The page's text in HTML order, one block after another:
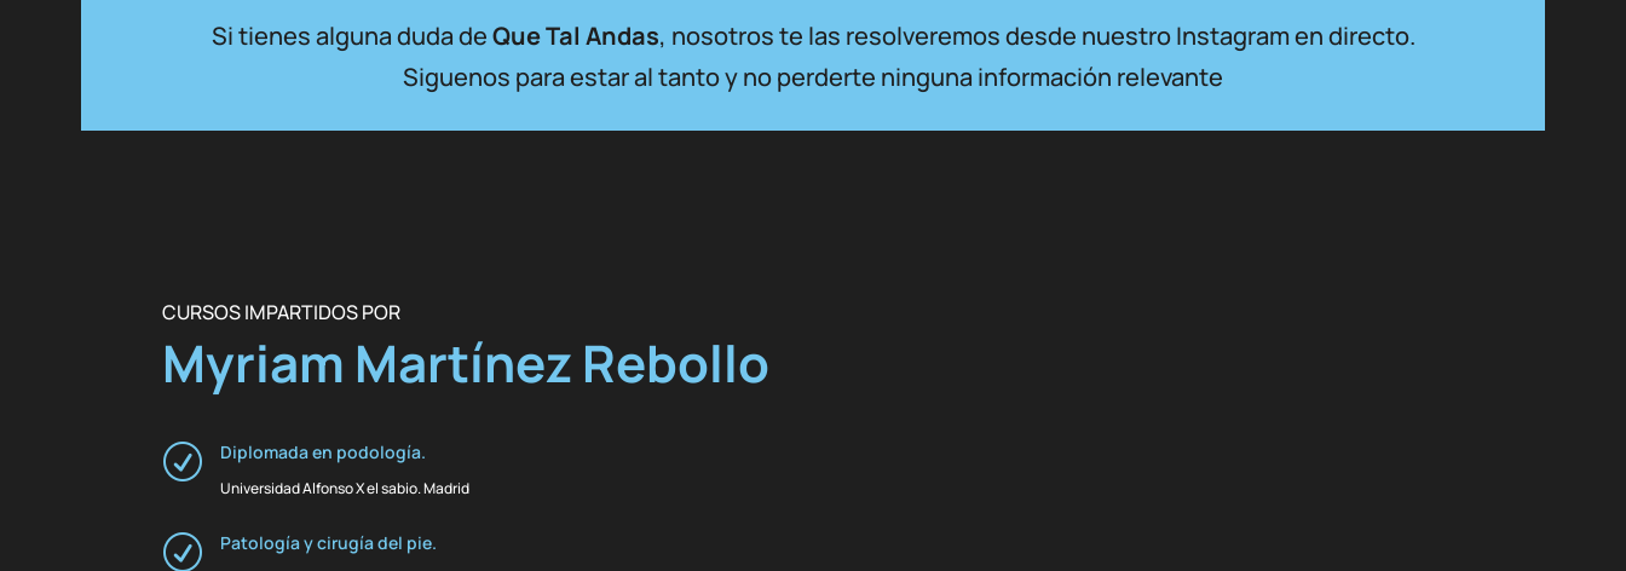
Si tienes alguna duda deQue Tal Andas, nosotros te las resolveremos desde nuestro Instagram en directo.
Siguenos para estar al tanto y no perderte ninguna información relevante
CURSOS IMPARTIDOS POR
Myriam Martínez Rebollo
R Diplomada en podología.
Universidad Alfonso X el sabio. Madrid
R Patología y cirugía del pie.